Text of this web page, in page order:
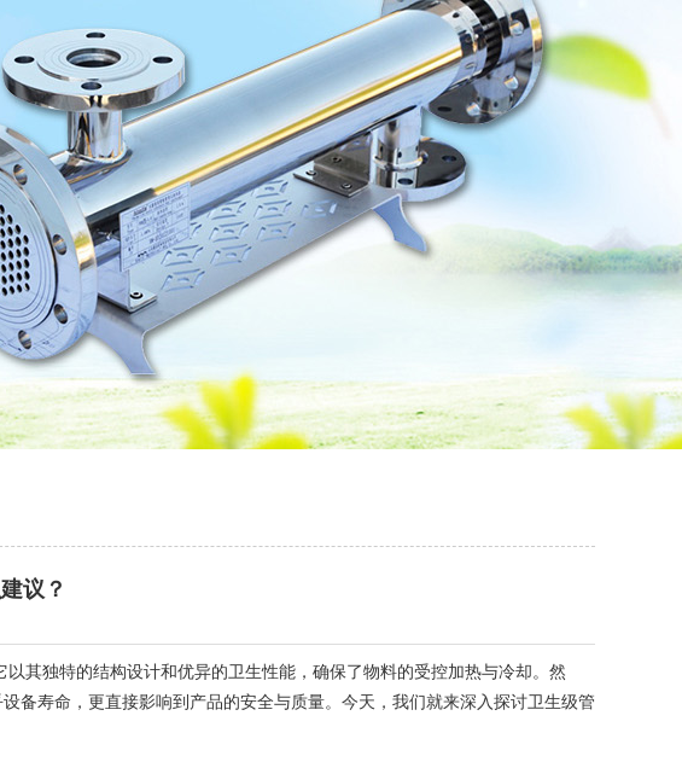
议？
独特的结构设计和优异的卫生性能，确保了物料的受控加热与冷却。然
备寿命，更直接影响到产品的安全与质量。今天，我们就来深入探讨卫生级管